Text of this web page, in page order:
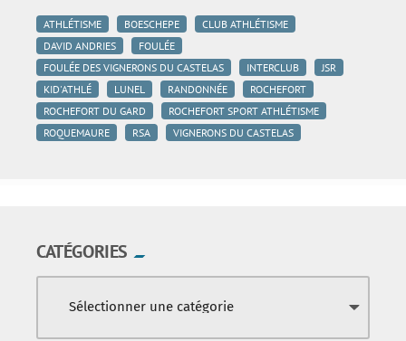
ATHLÉTISME BOESCHEPE
CLUB ATHLÉTISME
DAVID ANDRIES
FOULÉE
FOULÉE DES VIGNERONS DU CASTELAS
INTERCLUB
JSR
KID'ATHLÉ
LUNEL RANDONNÉE
ROCHEFORT
ROCHEFORT DU GARD
ROCHEFORT SPORT ATHLÉTISME
ROQUEMAURE
RSA VIGNERONS DU CASTELAS
CATÉGORIES